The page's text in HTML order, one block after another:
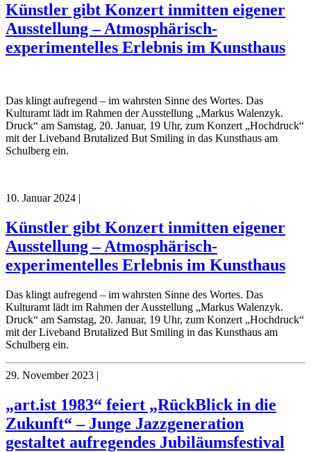
Künstler gibt Konzert inmitten eigener
Ausstellung – Atmosphärisch-
experimentelles Erlebnis im Kunsthaus
Das klingt aufregend – im wahrsten Sinne des Wortes. Das
Kulturamt lädt im Rahmen der Ausstellung „Markus Walenzyk.
Druck“ am Samstag, 20. Januar, 19 Uhr, zum Konzert „Hochdruck“
mit der Liveband Brutalized But Smiling in das Kunsthaus am
Schulberg ein.
10. Januar 2024 |
Künstler gibt Konzert inmitten eigener
Ausstellung – Atmosphärisch-
experimentelles Erlebnis im Kunsthaus
Das klingt aufregend – im wahrsten Sinne des Wortes. Das
Kulturamt lädt im Rahmen der Ausstellung „Markus Walenzyk.
Druck“ am Samstag, 20. Januar, 19 Uhr, zum Konzert „Hochdruck“
mit der Liveband Brutalized But Smiling in das Kunsthaus am
Schulberg ein.
29. November 2023 |
„art.ist 1983“ feiert „RückBlick in die
Zukunft“ – Junge Jazzgeneration
gestaltet aufregendes Jubiläumsfestival